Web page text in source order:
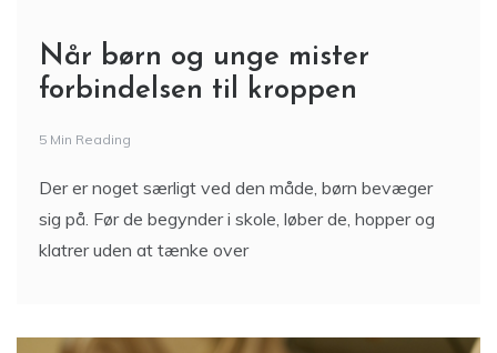
Når børn og unge mister
forbindelsen til kroppen
5 Min Reading
Der er noget særligt ved den måde, børn bevæger
sig på. Før de begynder i skole, løber de, hopper og
klatrer uden at tænke over